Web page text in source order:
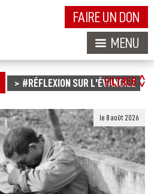
FAIRE UN DON
MENU
#RÉFLEXION SUR L'ÉVANGILE
FILTRER
le 8 août 2026